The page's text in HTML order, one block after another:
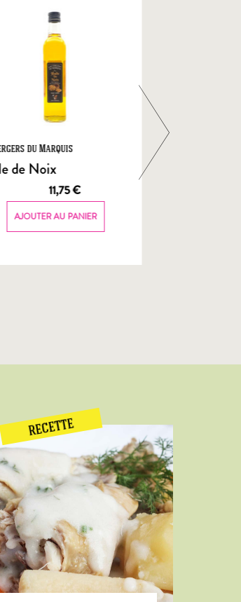
du Marquis
de Noix
11,75€
AJOUTER AU PANIER
RECETTE